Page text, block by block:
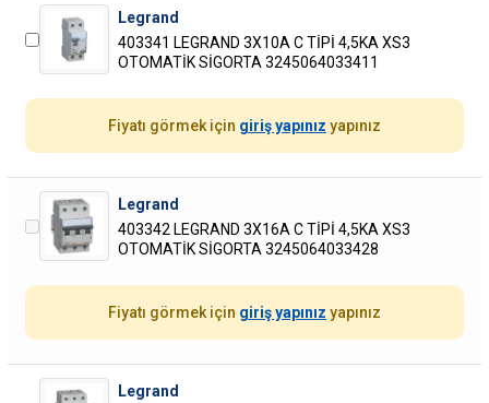
Legrand
403341 LEGRAND 3X10A C TİPİ 4,5KA XS3
OTOMATİK SİGORTA 3245064033411
Fiyatı görmek için giriş yapınız yapınız
Legrand
403342 LEGRAND 3X16A C TİPİ 4,5KA XS3
OTOMATİK SİGORTA 3245064033428
Fiyatı görmek için giriş yapınız yapınız
Legrand